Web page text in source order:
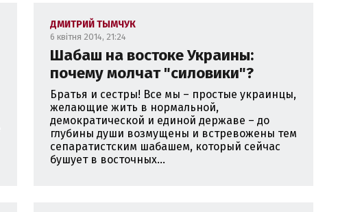
ДМИТРИЙ ТЫМЧУК
6 квітня 2014, 21:24
Шабаш на востоке Украины:
почему молчат "силовики"?
Братья и сестры! Все мы – простые украинцы,
желающие жить в нормальной,
демократической и единой державе – до
глубины души возмущены и встревожены тем
сепаратистским шабашем, который сейчас
бушует в восточных...